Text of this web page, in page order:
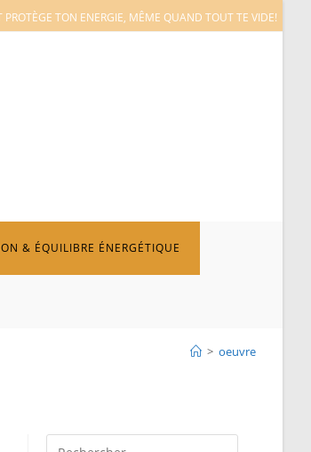
TON ENERGIE, MÊME QUAND TOUT TE VIDE!
& ÉQUILIBRE ÉNERGÉTIQUE
> oeuvre